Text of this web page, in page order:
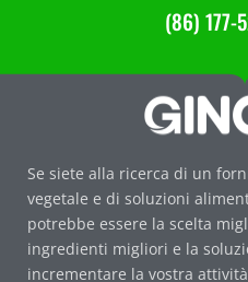
(86) 177-
Se siete alla ricerca di un
vegetale e di soluzioni
potrebbe essere la scelta
ingredienti migliori e la
incrementare la vostra